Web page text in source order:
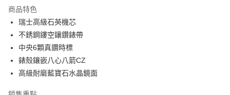
宅配
免運費
商品特色
瑞士高級石英機芯
不銹鋼鏤空鑲鑽錶帶
中央6顆真鑽時標
錶殼鑲嵌八心八箭CZ
高級耐磨藍寶石水晶鏡面